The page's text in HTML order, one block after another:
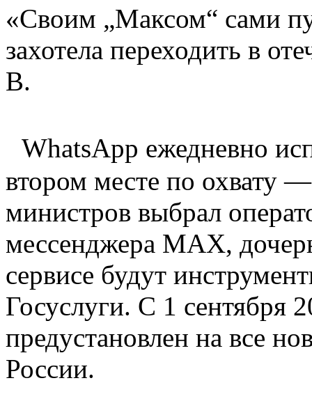
«Своим „Максом“ сами
захотела переходить в
В.
WhatsApp ежедневно
втором месте по охвату
министров выбрал
мессенджера MAX,
сервисе будут
Госуслуги. С 1 сентября
предустановлен на все
России.